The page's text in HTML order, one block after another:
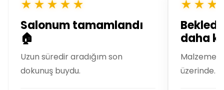
★★★★★
Salonum tamamlandı
🏠
Uzun süredir aradığım son
dokunuş buydu.
daha
Malzeme
üzerinde.